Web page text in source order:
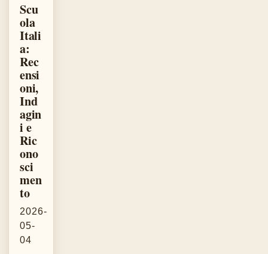
Scu
ola
Itali
a:
Rec
ensi
oni,
Ind
agin
i e
Ric
ono
sci
men
to
2026-
05-
04